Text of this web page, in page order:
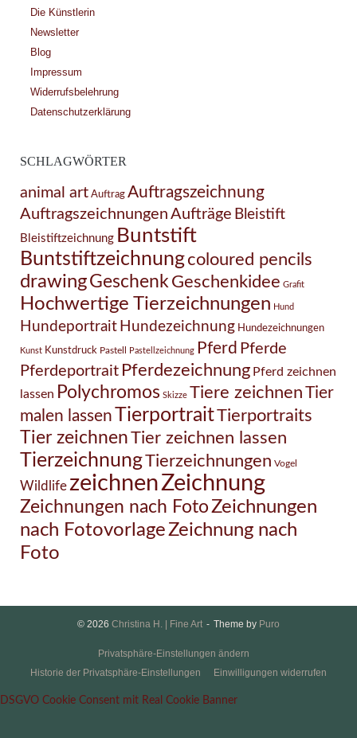
Die Künstlerin
Newsletter
Blog
Impressum
Widerrufsbelehrung
Datenschutzerklärung
SCHLAGWÖRTER
animal art Auftrag Auftragszeichnung
Auftragszeichnungen Aufträge Bleistift
Bleistiftzeichnung Buntstift
Buntstiftzeichnungcoloured pencils
drawingGeschenkGeschenkidee Grafit
Hochwertige Tierzeichnungen Hund
Hundeportrait Hundezeichnung Hundezeichnungen
Kunst Kunstdruck Pastell Pastellzeichnung Pferd Pferde
Pferdeportrait Pferdezeichnung Pferd zeichnen
lassen Polychromos Skizze Tiere zeichnenTier
malen lassen
TierportraitTierportraits
Tier zeichnenTier zeichnen lassen
TierzeichnungTierzeichnungen Vogel
WildlifezeichnenZeichnung
Zeichnungen nach FotoZeichnungen
nach FotovorlageZeichnung nach
Foto
© 2026 Christina H. | Fine Art Theme by Puro
Privatsphäre-Einstellungen ändern
Historie der Privatsphäre-Einstellungen
Einwilligungen widerrufen
DSGVO Cookie Consent mit Real Cookie Banner